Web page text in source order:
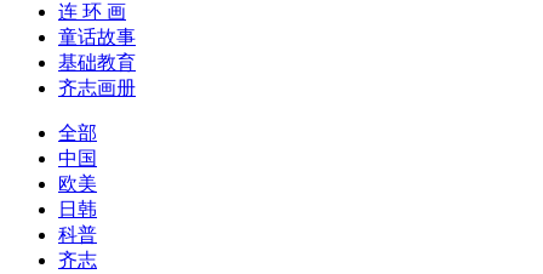
连 环 画
童话故事
基础教育
齐志画册
全部
中国
欧美
日韩
科普
齐志